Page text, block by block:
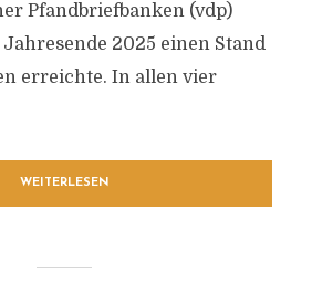
Pfandbriefbanken (vdp)
2025 einen Stand
erreichte. In allen vier
WEITERLESEN